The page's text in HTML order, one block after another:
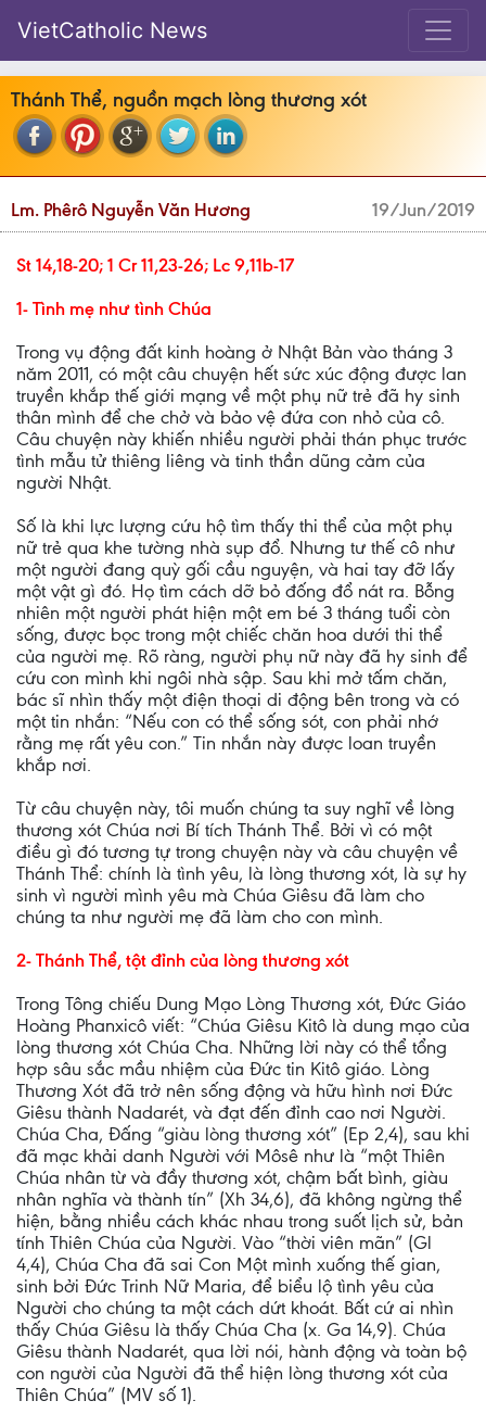
VietCatholic News
Thánh Thể, nguồn mạch lòng thương xót
Lm. Phêrô Nguyễn Văn Hương 19/Jun/2019
St 14,18-20; 1 Cr 11,23-26; Lc 9,11b-17
1- Tình mẹ như tình Chúa
Trong vụ động đất kinh hoàng ở Nhật Bản vào tháng 3
năm 2011, có một câu chuyện hết sức xúc động được lan
truyền khắp thế giới mạng về một phụ nữ trẻ đã hy sinh
thân mình để che chở và bảo vệ đứa con nhỏ của cô.
Câu chuyện này khiến nhiều người phải thán phục trước
tình mẫu tử thiêng liêng và tinh thần dũng cảm của
người Nhật.
Số là khi lực lượng cứu hộ tìm thấy thi thể của một phụ
nữ trẻ qua khe tường nhà sụp đổ. Nhưng tư thế cô như
một người đang quỳ gối cầu nguyện, và hai tay đỡ lấy
một vật gì đó. Họ tìm cách dỡ bỏ đống đổ nát ra. Bỗng
nhiên một người phát hiện một em bé 3 tháng tuổi còn
sống, được bọc trong một chiếc chăn hoa dưới thi thể
của người mẹ. Rõ ràng, người phụ nữ này đã hy sinh để
cứu con mình khi ngôi nhà sập. Sau khi mở tấm chăn,
bác sĩ nhìn thấy một điện thoại di động bên trong và có
một tin nhắn: “Nếu con có thể sống sót, con phải nhớ
rằng mẹ rất yêu con.” Tin nhắn này được loan truyền
khắp nơi.
Từ câu chuyện này, tôi muốn chúng ta suy nghĩ về lòng
thương xót Chúa nơi Bí tích Thánh Thể. Bởi vì có một
điều gì đó tương tự trong chuyện này và câu chuyện về
Thánh Thể: chính là tình yêu, là lòng thương xót, là sự hy
sinh vì người mình yêu mà Chúa Giêsu đã làm cho
chúng ta như người mẹ đã làm cho con mình.
2- Thánh Thể, tột đỉnh của lòng thương xót
Trong Tông chiếu Dung Mạo Lòng Thương xót, Đức Giáo
Hoàng Phanxicô viết: “Chúa Giêsu Kitô là dung mạo của
lòng thương xót Chúa Cha. Những lời này có thể tổng
hợp sâu sắc mầu nhiệm của Đức tin Kitô giáo. Lòng
Thương Xót đã trở nên sống động và hữu hình nơi Ðức
Giêsu thành Nadarét, và đạt đến đỉnh cao nơi Người.
Chúa Cha, Đấng “giàu lòng thương xót” (Ep 2,4), sau khi
đã mạc khải danh Người với Môsê như là “một Thiên
Chúa nhân từ và đầy thương xót, chậm bất bình, giàu
nhân nghĩa và thành tín” (Xh 34,6), đã không ngừng thể
hiện, bằng nhiều cách khác nhau trong suốt lịch sử, bản
tính Thiên Chúa của Người. Vào “thời viên mãn” (Gl
4,4), Chúa Cha đã sai Con Một mình xuống thế gian,
sinh bởi Đức Trinh Nữ Maria, để biểu lộ tình yêu của
Người cho chúng ta một cách dứt khoát. Bất cứ ai nhìn
thấy Chúa Giêsu là thấy Chúa Cha (x. Ga 14,9). Chúa
Giêsu thành Nadarét, qua lời nói, hành động và toàn bộ
con người của Người đã thể hiện lòng thương xót của
Thiên Chúa” (MV số 1).